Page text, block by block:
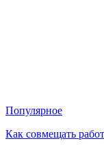
Популярное
Как совмещать